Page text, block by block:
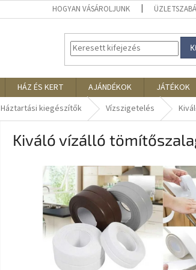
HOGYAN VÁSÁROLJUNK
HÁZ ÉS KERT AJÁNDÉKOK JÁTÉKOK
Háztartási kiegészítők Vízszigetelés
Kiváló vízálló